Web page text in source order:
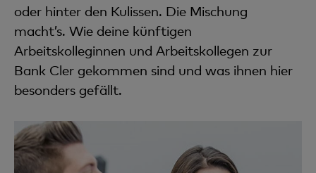
oder hinter den Kulissen. Die Mischung
macht’s. Wie deine künftigen
Arbeitskolleginnen und Arbeitskollegen zur
Bank Cler gekommen sind und was ihnen hier
besonders gefällt.